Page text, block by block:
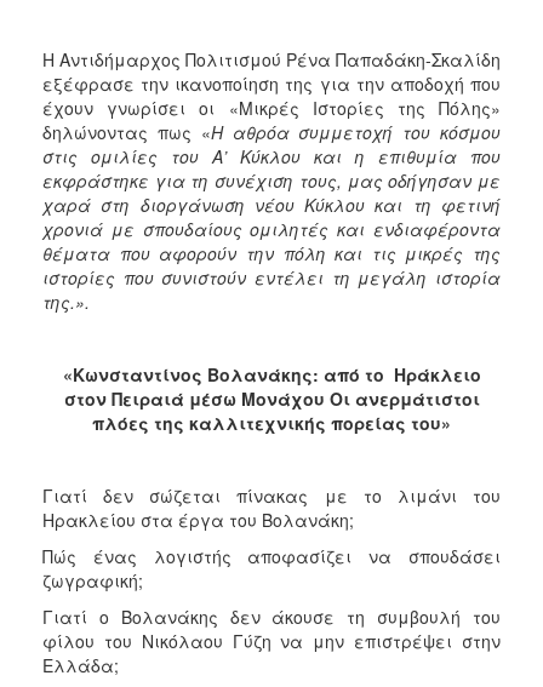
Η Αντιδήμαρχος Πολιτισμού Ρένα Παπαδάκη-Σκαλίδη
εξέφρασε την ικανοποίηση της για την αποδοχή που
έχουν γνωρίσει οι «Μικρές Ιστορίες της Πόλης»
δηλώνοντας πως «Η αθρόα συμμετοχή του κόσμου
στις ομιλίες του Α’ Κύκλου και η επιθυμία που
εκφράστηκε για τη συνέχιση τους, μας οδήγησαν με
χαρά στη διοργάνωση νέου Κύκλου και τη φετινή
χρονιά με σπουδαίους ομιλητές και ενδιαφέροντα
θέματα που αφορούν την πόλη και τις μικρές της
ιστορίες που συνιστούν εντέλει τη μεγάλη ιστορία
της.».
«Κωνσταντίνος Βολανάκης: από το Ηράκλειο
στον Πειραιά μέσω Μονάχου Οι ανερμάτιστοι
πλόες της καλλιτεχνικής πορείας του»
Γιατί δεν σώζεται πίνακας με το λιμάνι του
Ηρακλείου στα έργα του Βολανάκη;
Πώς ένας λογιστής αποφασίζει να σπουδάσει
ζωγραφική;
Γιατί ο Βολανάκης δεν άκουσε τη συμβουλή του
φίλου του Νικόλαου Γύζη να μην επιστρέψει στην
Ελλάδα;